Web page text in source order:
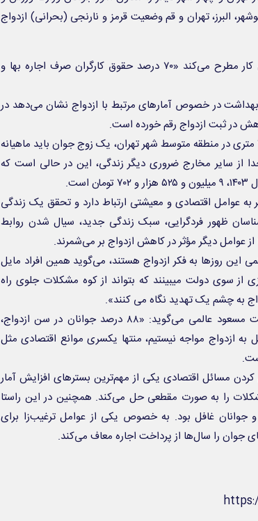
البرز، تهران و قم وضعیت قرمز و نارنجی (بحرانی) ازدواج
در همین زمینه نماینده کارگران در شورای عالی کار مطرح می‌کند «۷۰ درصد حقوق کارگران صرف اجاره بها و
در خصوص آمار‌های مرتبط با ازدواج نشان می‌دهد در
طبق یک تحقیق میدانی برای اجاره یک ملک ۷۵ متری در منطقه متوسط شهر تهران، یک زوج جوان باید ماهیانه
جدا از سایر مخارج ضروری دیگر زندگی، این در حالی است که
به عوامل اقتصادی و معیشتی ارتباط دارد و تحقق یک زندگی
ظهور فردگرایی، سبک زندگی جدید، سیال شدن روابط
از عوامل دیگر مؤثر در کاهش ازدواج بر می‌شمرند.
این روز‌ها به فکر ازدواج هستند، می‌گوید همین افراد مایل
از سوی دولت می‏بینند که بتواند از کوه مشکلات جلوی راه
به چشم یک تهدید نگاه می ‏کنند».
در عین حال سرپرست مؤسسه تحقیقات جمعیت مسعود عالمی می‌گوید: «۸۸ درصد جوانان در سن ازدواج،
به ازدواج مواجه نیستیم، منتها یکسری موانع اقتصادی مثل
مسائل اقتصادی یکی از مهم‌ترین بستر‌های افزایش آمار
را به صورت مقطعی حل می‌کند. همچنین در این راستا
و جوانان غافل بود. به خصوص یکی از عوامل ترغیب‌زا برای
جوان را سال‌ها از پرداخت اجاره معاف می‌کند.